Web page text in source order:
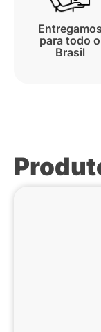
Entregamos
para todo o
Brasil